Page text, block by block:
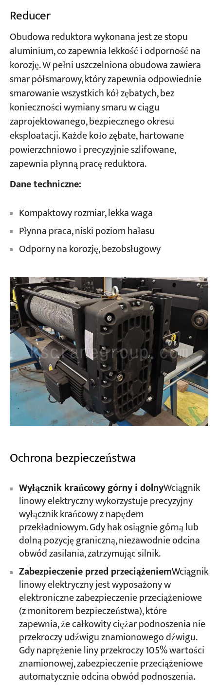
Reducer
Obudowa reduktora wykonana jest ze stopu
aluminium, co zapewnia lekkość i odporność na
korozję. W pełni uszczelniona obudowa zawiera
smar półsmarowy, który zapewnia odpowiednie
smarowanie wszystkich kół zębatych, bez
konieczności wymiany smaru w ciągu
zaprojektowanego, bezpiecznego okresu
eksploatacji. Każde koło zębate, hartowane
powierzchniowo i precyzyjnie szlifowane,
zapewnia płynną pracę reduktora.
Dane techniczne:
Kompaktowy rozmiar, lekka waga
Płynna praca, niski poziom hałasu
Odporny na korozję, bezobsługowy
Ochrona bezpieczeństwa
Wyłącznik krańcowy górny i dolnyWciągnik
linowy elektryczny wykorzystuje precyzyjny
wyłącznik krańcowy z napędem
przekładniowym. Gdy hak osiągnie górną lub
dolną pozycję graniczną, niezawodnie odcina
obwód zasilania, zatrzymując silnik.
Zabezpieczenie przed przeciążeniemWciągnik
linowy elektryczny jest wyposażony w
elektroniczne zabezpieczenie przeciążeniowe
(z monitorem bezpieczeństwa), które
zapewnia, że całkowity ciężar podnoszenia nie
przekroczy udźwigu znamionowego dźwigu.
Gdy naprężenie liny przekroczy 105% wartości
znamionowej, zabezpieczenie przeciążeniowe
automatycznie odcina obwód podnoszenia.